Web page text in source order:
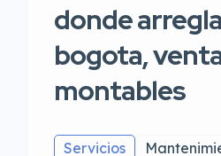
donde
bogota,
montables
Servicios